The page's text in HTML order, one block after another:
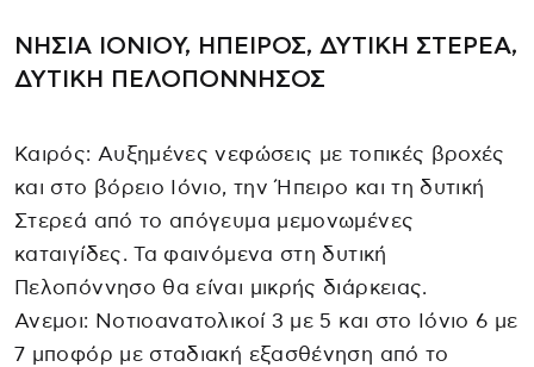
ΝΗΣΙΑ ΙΟΝΙΟΥ, ΗΠΕΙΡΟΣ, ΔΥΤΙΚΗ ΣΤΕΡΕΑ,
ΔΥΤΙΚΗ ΠΕΛΟΠΟΝΝΗΣΟΣ
Καιρός: Αυξημένες νεφώσεις με τοπικές βροχές
και στο βόρειο Ιόνιο, την Ήπειρο και τη δυτική
Στερεά από το απόγευμα μεμονωμένες
καταιγίδες. Τα φαινόμενα στη δυτική
Πελοπόννησο θα είναι μικρής διάρκειας.
Ανεμοι: Νοτιοανατολικοί 3 με 5 και στο Ιόνιο 6 με
7 μποφόρ με σταδιακή εξασθένηση από το